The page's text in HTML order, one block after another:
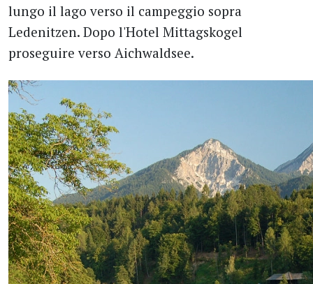
lungo il lago verso il campeggio sopra
Ledenitzen. Dopo l'Hotel Mittagskogel
proseguire verso Aichwaldsee.